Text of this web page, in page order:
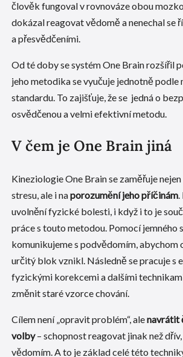
člověk fungoval v rovnováze obou
dokázal reagovat vědomě a nenechal se
a přesvědčeními.
Od té doby se systém One Brain rozšířil
jeho metodika se vyučuje jednotně podle
standardu. To zajišťuje, že se jedná o
osvědčenou a velmi efektivní metodu.
V čem je One Brain jiná
Kineziologie One Brain se zaměřuje
stresu, ale i naporozumění jeho příčinám.
uvolnění fyzické bolesti, i když i to je
práce s touto metodou. Pomocí jemného
komunikujeme s podvědomím, abychom
určitý blok vznikl. Následně se pracuje s
fyzickými korekcemi a dalšími
změnit staré vzorce chování.
Cílem není „opravit problém“, alenavrátit
volby– schopnost reagovat jinak než
vědomím. A to je základ celé této